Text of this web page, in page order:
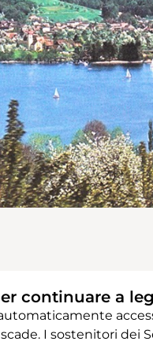
continuare a
I sostenitori dei